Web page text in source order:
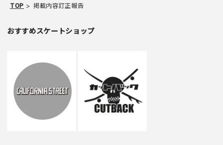
TOP 掲載内容訂正報告
おすすめスケートショップ